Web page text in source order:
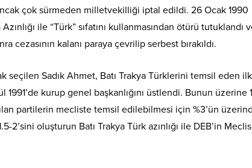
çok sürmeden milletvekilliği iptal edildi. 26 Ocak 1990
ile “Türk” sıfatını kullanmasından ötürü tutuklandı
kalanı paraya çevrilip serbest bırakıldı.
seçilen Sadık Ahmet, Batı Trakya Türklerini temsil eden
1991’de kurup genel başkanlığını üstlendi. Bunun üzerine
partilerin mecliste temsil edilebilmesi için %3’ün
oluşturun Batı Trakya Türk azınlığı ile DEB’in